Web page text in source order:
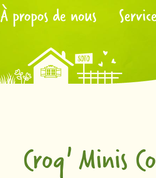
À propos de nous
Croq' Minis